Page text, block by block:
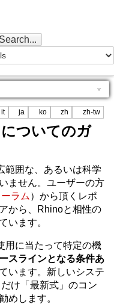
it ja ko zh zh-tw
ついてのガ
範囲な、あるいは科学
ません。ユーザーの方
ラム ）から頂くレポ
から、Rhinoと相性の
います。
用に当たって特定の機
ースラインとなる条件あ
います。新しいシステ
け「最新式」のコン
めします。